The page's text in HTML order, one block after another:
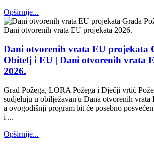
Opširnije...
Dani otvorenih vrata EU projekata
Obitelj i EU | Dani otvorenih vrata
2026.
Grad Požega, LORA Požega i Dječji vrtić
sudjeluju u obilježavanju Dana otvorenih vrata
a ovogodišnji program bit će posebno
i ...
Opširnije...